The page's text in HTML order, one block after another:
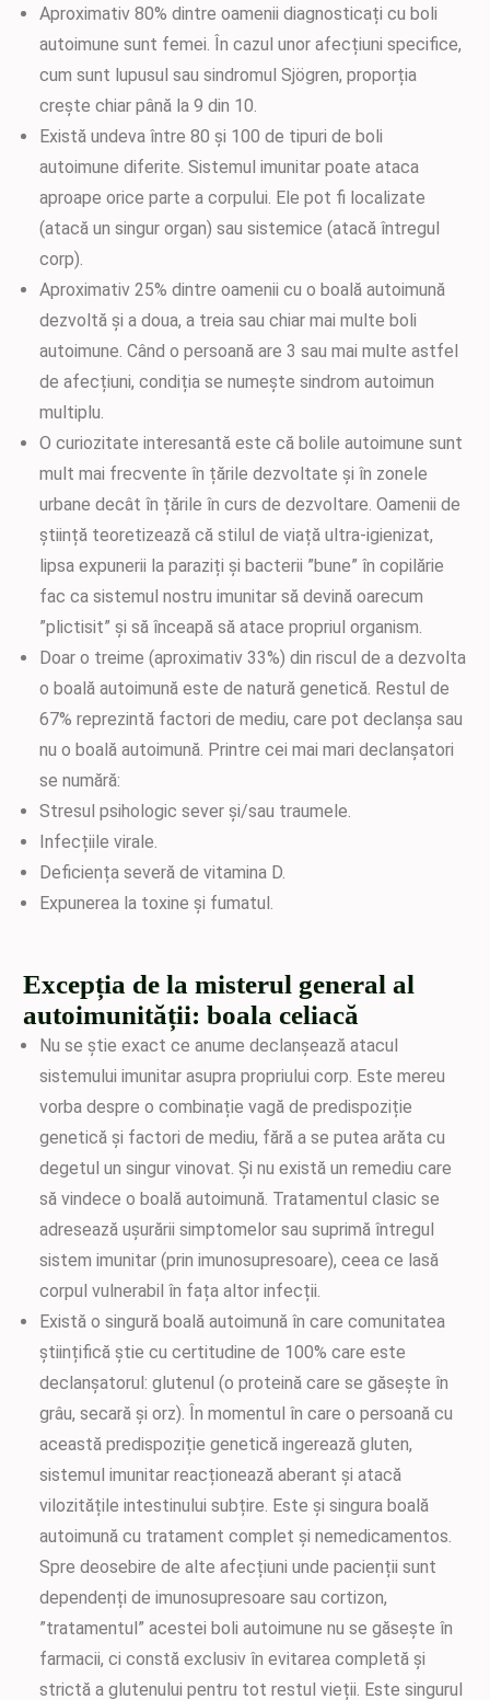
Aproximativ 80% dintre oamenii diagnosticați cu boli
autoimune sunt femei. În cazul unor afecțiuni specifice,
cum sunt lupusul sau sindromul Sjögren, proporția
crește chiar până la 9 din 10.
Există undeva între 80 și 100 de tipuri de boli
autoimune diferite. Sistemul imunitar poate ataca
aproape orice parte a corpului. Ele pot fi localizate
(atacă un singur organ) sau sistemice (atacă întregul
corp).
Aproximativ 25% dintre oamenii cu o boală autoimună
dezvoltă și a doua, a treia sau chiar mai multe boli
autoimune. Când o persoană are 3 sau mai multe astfel
de afecțiuni, condiția se numește sindrom autoimun
multiplu.
O curiozitate interesantă este că bolile autoimune sunt
mult mai frecvente în țările dezvoltate și în zonele
urbane decât în țările în curs de dezvoltare. Oamenii de
știință teoretizează că stilul de viață ultra-igienizat,
lipsa expunerii la paraziți și bacterii ”bune” în copilărie
fac ca sistemul nostru imunitar să devină oarecum
”plictisit” și să înceapă să atace propriul organism.
Doar o treime (aproximativ 33%) din riscul de a dezvolta
o boală autoimună este de natură genetică. Restul de
67% reprezintă factori de mediu, care pot declanșa sau
nu o boală autoimună. Printre cei mai mari declanșatori
se numără:
Stresul psihologic sever și/sau traumele.
Infecțiile virale.
Deficiența severă de vitamina D.
Expunerea la toxine și fumatul.
Excepția de la misterul general al
autoimunității: boala celiacă
Nu se știe exact ce anume declanșează atacul
sistemului imunitar asupra propriului corp. Este mereu
vorba despre o combinație vagă de predispoziție
genetică și factori de mediu, fără a se putea arăta cu
degetul un singur vinovat. Și nu există un remediu care
să vindece o boală autoimună. Tratamentul clasic se
adresează ușurării simptomelor sau suprimă întregul
sistem imunitar (prin imunosupresoare), ceea ce lasă
corpul vulnerabil în fața altor infecții.
Există o singură boală autoimună în care comunitatea
științifică știe cu certitudine de 100% care este
declanșatorul: glutenul (o proteină care se găsește în
grâu, secară și orz). În momentul în care o persoană cu
această predispoziție genetică ingerează gluten,
sistemul imunitar reacționează aberant și atacă
vilozitățile intestinului subțire. Este și singura boală
autoimună cu tratament complet și nemedicamentos.
Spre deosebire de alte afecțiuni unde pacienții sunt
dependenți de imunosupresoare sau cortizon,
”tratamentul” acestei boli autoimune nu se găsește în
farmacii, ci constă exclusiv în evitarea completă și
strictă a glutenului pentru tot restul vieții. Este singurul